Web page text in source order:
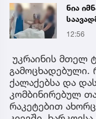
ნია
12:56
უკრაინის მთელ
გამოცხადებული.
ქალაქებსა და
კომბინირებულ
რაკეტებით